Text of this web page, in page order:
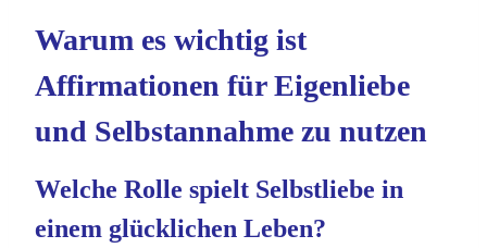
Warum es wichtig ist
Affirmationen für Eigenliebe
und Selbstannahme zu nutzen
Welche Rolle spielt Selbstliebe in
einem glücklichen Leben?